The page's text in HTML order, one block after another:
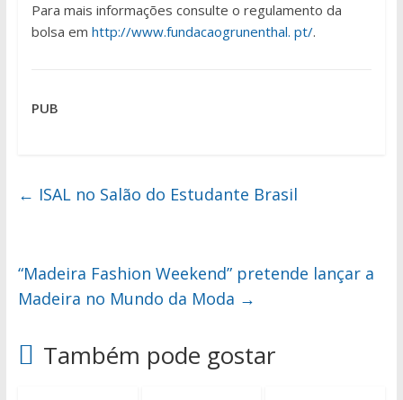
Para mais informações consulte o regulamento da
bolsa em http://www.fundacaogrunenthal. pt/.
PUB
← ISAL no Salão do Estudante Brasil
“Madeira Fashion Weekend” pretende lançar a
Madeira no Mundo da Moda →
Também pode gostar